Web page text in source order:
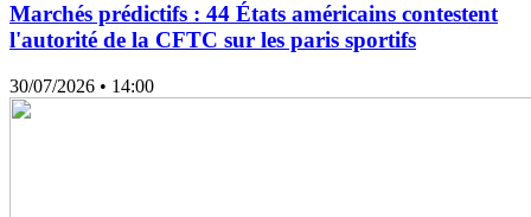
Marchés prédictifs : 44 États américains contestent
l'autorité de la CFTC sur les paris sportifs
30/07/2026 • 14:00